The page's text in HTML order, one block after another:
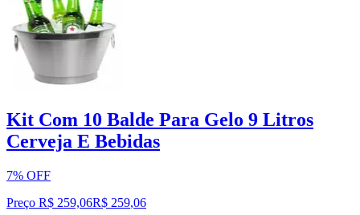
Kit Com 10 Balde Para Gelo 9 Litros
Cerveja E Bebidas
7% OFF
Preço R$ 259,06R$ 259,06